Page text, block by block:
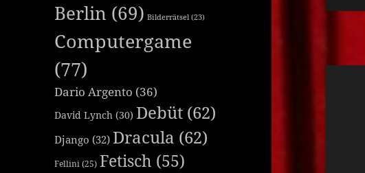
Berlin (69) Bilderrätsel (23)
Computergame
(77)
Dario Argento (36)
David Lynch (30) Debüt (62)
Django (32) Dracula (62)
Fellini (25) Fetisch (55)